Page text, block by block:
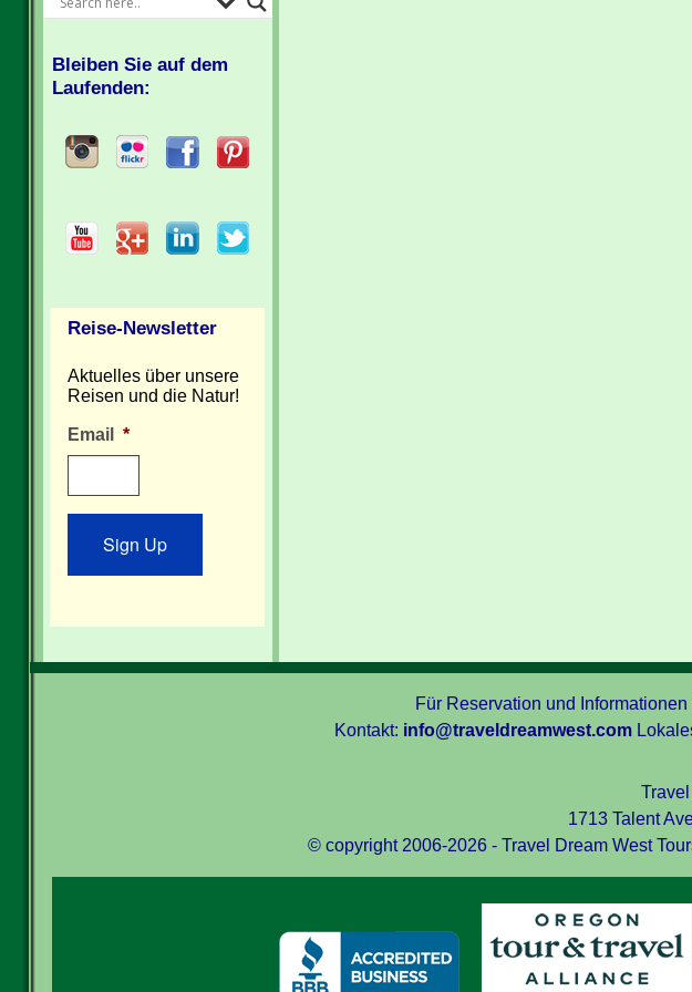
Bleiben Sie auf dem
Laufenden:
Reise-Newsletter
Aktuelles über unsere
Reisen und die Natur!
Email *
Sign Up
Für Reservation und
Kontakt: info@traveldreamwest.com
1713 Talent
© copyright 2006-2026 - Travel Dream West